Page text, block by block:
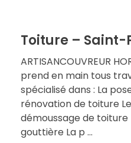
Toiture –
ARTISANCOUVREUR
prend en main tous
spécialisé dans : La
rénovation de toiture
démoussage de
gouttière La p ...